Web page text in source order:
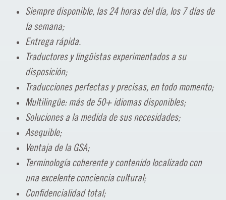
Siempre disponible, las 24 horas del día, los 7 días de
la semana;
Entrega rápida.
Traductores y lingüistas experimentados a su
disposición;
Traducciones perfectas y precisas, en todo momento;
Multilingüe: más de 50+ idiomas disponibles;
Soluciones a la medida de sus necesidades;
Asequible;
Ventaja de la GSA;
Terminología coherente y contenido localizado con
una excelente conciencia cultural;
Confidencialidad total;